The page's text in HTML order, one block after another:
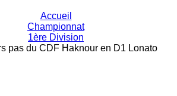
Accueil
Championnat
1ère Division
pas du CDF Haknour en D1 Lonato